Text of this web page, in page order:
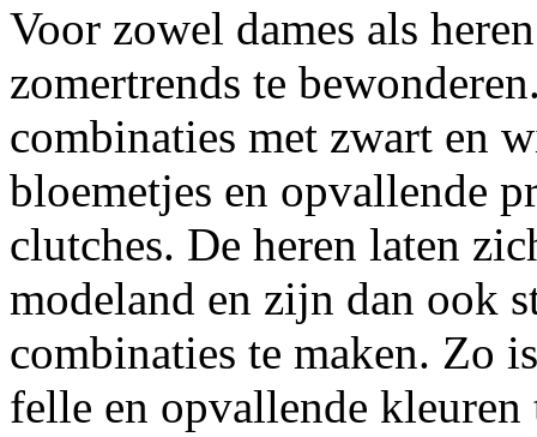
Voor zowel dames als
zomertrends te
combinaties met zwart en
bloemetjes en opvallende
clutches. De heren laten
modeland en zijn dan ook
combinaties te maken. Zo
felle en opvallende